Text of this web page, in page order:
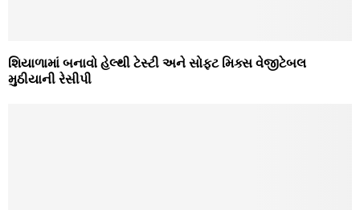
શિયાળામાં બનાવો હેલ્થી ટેસ્ટી અને સોફ્ટ મિક્સ વેજીટેબલ
મુઠીયાની રેસીપી